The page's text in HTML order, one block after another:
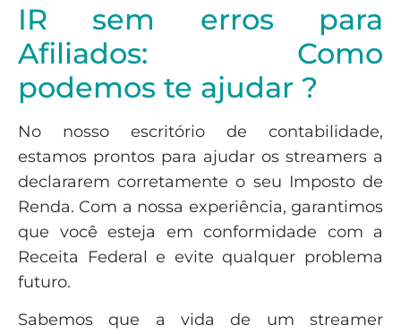
IR sem erros para
Afiliados: Como
podemos te ajudar ?
No nosso escritório de contabilidade,
estamos prontos para ajudar os streamers a
declararem corretamente o seu Imposto de
Renda. Com a nossa experiência, garantimos
que você esteja em conformidade com a
Receita Federal e evite qualquer problema
futuro.
Sabemos que a vida de um streamer